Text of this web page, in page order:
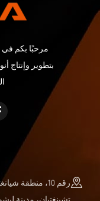
مرحبًا بكم
بتطوير وإنتاج
رقم 10، منطقة
تشينغتيان، مدينة